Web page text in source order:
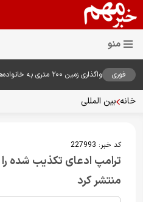
فوری
خانه بین المللی
کد خبر: 227993
ترامپ ادعای تکذیب شده
منتشر کرد